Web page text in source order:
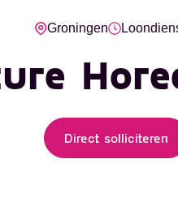
Groningen
Direct solliciteren